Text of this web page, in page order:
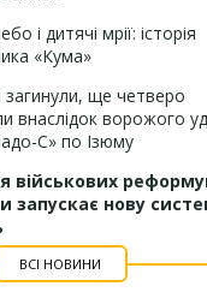
і дитячі мрії: історія
«Кума»
ще четверо
внаслідок ворожого
С» по Ізюму
військових
запускає нову
ВСІ НОВИНИ